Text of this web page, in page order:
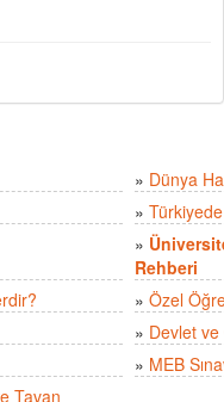
» Dünya
»
»
Rehberi
» Özel
» Devlet
» MEB
Tavan